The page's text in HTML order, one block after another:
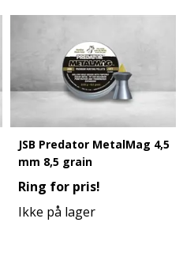
JSB Predator MetalMag 4,5
mm 8,5 grain
Ring for pris!
Ikke på lager